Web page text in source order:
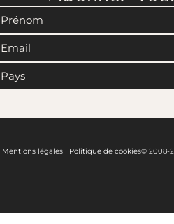
Mentions légales | Politique de cookies© 2008-